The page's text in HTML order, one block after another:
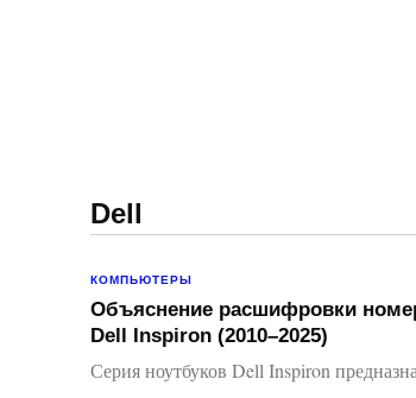
Dell
КОМПЬЮТЕРЫ
Объяснение расшифровки
Dell Inspiron (2010–2025)
Серия ноутбуков Dell Inspiron